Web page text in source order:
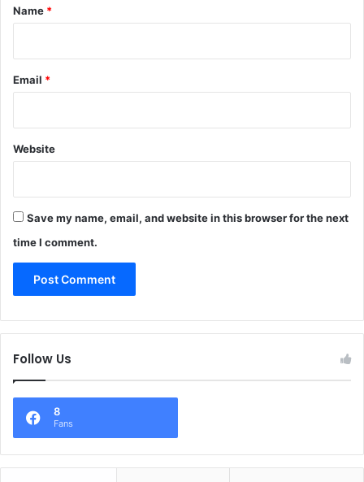
*
Name *
Email *
Website
Save my name, email, and website in this browser for the next
time I comment.
Follow Us
8
Fans